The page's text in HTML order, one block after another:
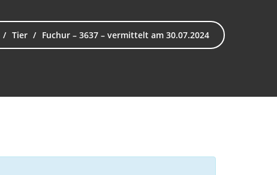
Tier Fuchur – 3637 – vermittelt am 30.07.2024